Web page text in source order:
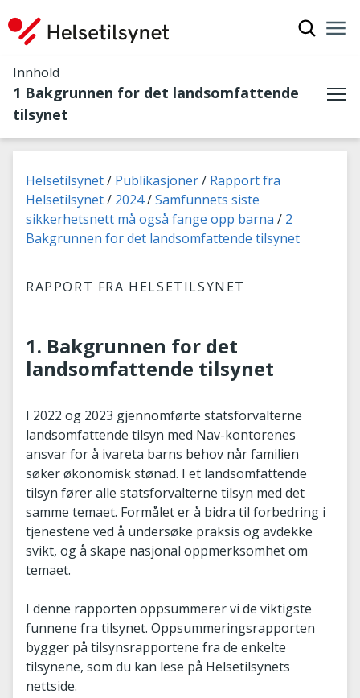
Innhold
1 Bakgrunnen for det landsomfattende
tilsynet
Du er her:
Helsetilsynet Publikasjoner
Rapport fra
Helsetilsynet
2024
Samfunnets siste
sikkerhetsnett må også fange opp barna
2
Bakgrunnen for det landsomfattende tilsynet
RAPPORT FRA HELSETILSYNET
1. Bakgrunnen for det
landsomfattende tilsynet
I 2022 og 2023 gjennomførte statsforvalterne
landsomfattende tilsyn med Nav-kontorenes
ansvar for å ivareta barns behov når familien
søker økonomisk stønad. I et landsomfattende
tilsyn fører alle statsforvalterne tilsyn med det
samme temaet. Formålet er å bidra til forbedring i
tjenestene ved å undersøke praksis og avdekke
svikt, og å skape nasjonal oppmerksomhet om
temaet.
I denne rapporten oppsummerer vi de viktigste
funnene fra tilsynet. Oppsummeringsrapporten
bygger på tilsynsrapportene fra de enkelte
tilsynene, som du kan lese på Helsetilsynets
nettside.